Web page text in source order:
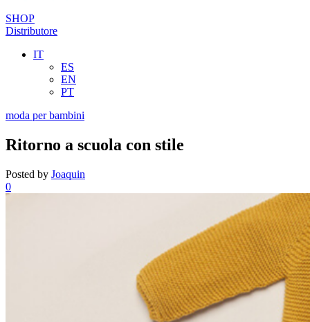
SHOP
Distributore
IT
ES
EN
PT
moda per bambini
Ritorno a scuola con stile
Posted by Joaquin
0